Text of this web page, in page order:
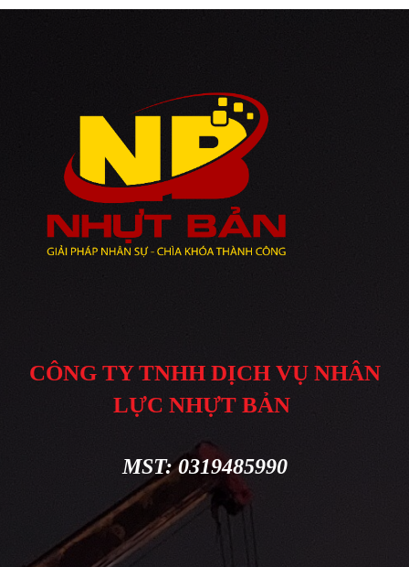
Rẻ
CÔNG TY TNHH DỊCH VỤ NHÂN
LỰC NHỰT BẢN
MST: 0319485990